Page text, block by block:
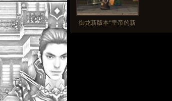
御龙新版本“皇帝的新